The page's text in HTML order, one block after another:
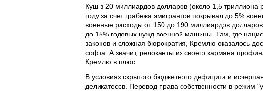
Куш в 20 миллиардов долларов (около 1,5 триллиона
году за счет грабежа эмигрантов покрывал до 5%
военные расходы от 150 до 190 миллиардов долларов
до 15% годовых нужд военной машины. Там, где
законов и сложная бюрократия, Кремлю оказалось
софта. А значит, релоканты из своего кармана
Кремлю в плюс...
В условиях скрытого бюджетного дефицита и
деликатесов. Перевод права собственности в режим